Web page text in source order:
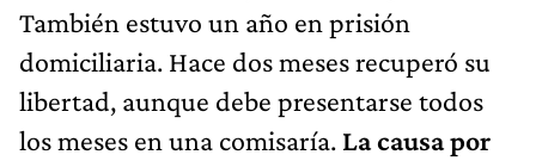
También estuvo un año en prisión
domiciliaria. Hace dos meses recuperó su
libertad, aunque debe presentarse todos
los meses en una comisaría. La causa por